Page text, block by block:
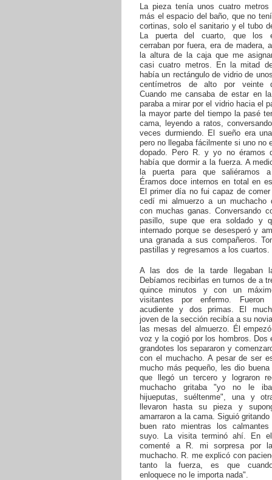
La pieza tenía unos cuatro metros
más el espacio del baño, que no
cortinas, solo el sanitario y el tubo
La puerta del cuarto, que los
cerraban por fuera, era de madera,
la altura de la caja que me
casi cuatro metros. En la mitad
había un rectángulo de vidrio de
centímetros de alto por veinte
Cuando me cansaba de estar en
paraba a mirar por el vidrio hacia el
la mayor parte del tiempo la pasé
cama, leyendo a ratos,
veces durmiendo. El sueño era
pero no llegaba fácilmente si uno no
dopado. Pero R. y yo no éramos
había que dormir a la fuerza. A
la puerta para que saliéramos a
Éramos doce internos en total en
El primer día no fui capaz de
cedí mi almuerzo a un muchacho
con muchas ganas. Conversando
pasillo, supe que era soldado y
internado porque se desesperó y
una granada a sus compañeros.
pastillas y regresamos a los cuartos.
A las dos de la tarde llegaban
Debíamos recibirlas en turnos de a
quince minutos y con un
visitantes por enfermo. Fueron
acudiente y dos primas. El
joven de la sección recibía a su
las mesas del almuerzo. Él
voz y la cogió por los hombros. Dos
grandotes los separaron y
con el muchacho. A pesar de ser
mucho más pequeño, les dio
que llegó un tercero y lograron
muchacho gritaba "yo no le
hijueputas, suéltenme", una y
llevaron hasta su pieza y
amarraron a la cama. Siguió gritando
buen rato mientras los
suyo. La visita terminó ahí. En
comenté a R. mi sorpresa por
muchacho. R. me explicó con
tanto la fuerza, es que
enloquece no le importa nada".